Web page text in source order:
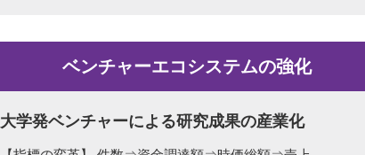
ベンチャーエコシステムの強化
大学発ベンチャーによる研究成果の産業化